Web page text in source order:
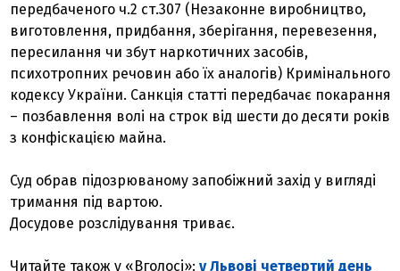
передбаченого ч.2 ст.307 (Незаконне виробництво,
виготовлення, придбання, зберігання, перевезення,
пересилання чи збут наркотичних засобів,
психотропних речовин або їх аналогів) Кримінального
кодексу України. Санкція статті передбачає покарання
– позбавлення волі на строк від шести до десяти років
з конфіскацією майна.
Суд обрав підозрюваному запобіжний захід у вигляді
тримання під вартою.
Досудове розслідування триває.
Читайте також у «Вголосі»:у Львові четвертий день